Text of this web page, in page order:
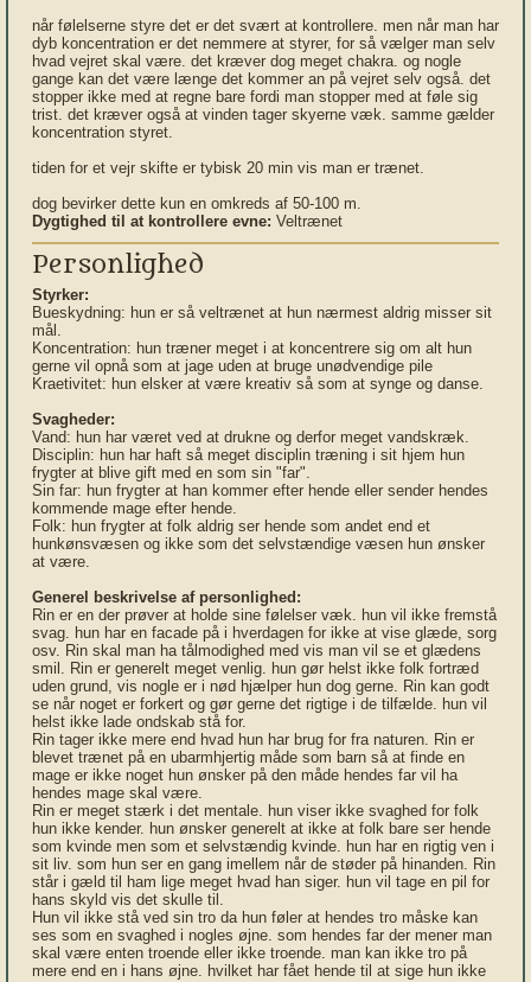
når følelserne styre det er det svært at kontrollere. men når man har
dyb koncentration er det nemmere at styrer, for så vælger man selv
hvad vejret skal være. det kræver dog meget chakra. og nogle
gange kan det være længe det kommer an på vejret selv også. det
stopper ikke med at regne bare fordi man stopper med at føle sig
trist. det kræver også at vinden tager skyerne væk. samme gælder
koncentration styret.
tiden for et vejr skifte er tybisk 20 min vis man er trænet.
dog bevirker dette kun en omkreds af 50-100 m.
Dygtighed til at kontrollere evne: Veltrænet
Personlighed
Styrker:
Bueskydning: hun er så veltrænet at hun nærmest aldrig misser sit
mål.
Koncentration: hun træner meget i at koncentrere sig om alt hun
gerne vil opnå som at jage uden at bruge unødvendige pile
Kraetivitet: hun elsker at være kreativ så som at synge og danse.
Svagheder:
Vand: hun har været ved at drukne og derfor meget vandskræk.
Disciplin: hun har haft så meget disciplin træning i sit hjem hun
frygter at blive gift med en som sin "far".
Sin far: hun frygter at han kommer efter hende eller sender hendes
kommende mage efter hende.
Folk: hun frygter at folk aldrig ser hende som andet end et
hunkønsvæsen og ikke som det selvstændige væsen hun ønsker
at være.
Generel beskrivelse af personlighed:
Rin er en der prøver at holde sine følelser væk. hun vil ikke fremstå
svag. hun har en facade på i hverdagen for ikke at vise glæde, sorg
osv. Rin skal man ha tålmodighed med vis man vil se et glædens
smil. Rin er generelt meget venlig. hun gør helst ikke folk fortræd
uden grund, vis nogle er i nød hjælper hun dog gerne. Rin kan godt
se når noget er forkert og gør gerne det rigtige i de tilfælde. hun vil
helst ikke lade ondskab stå for.
Rin tager ikke mere end hvad hun har brug for fra naturen. Rin er
blevet trænet på en ubarmhjertig måde som barn så at finde en
mage er ikke noget hun ønsker på den måde hendes far vil ha
hendes mage skal være.
Rin er meget stærk i det mentale. hun viser ikke svaghed for folk
hun ikke kender. hun ønsker generelt at ikke at folk bare ser hende
som kvinde men som et selvstændig kvinde. hun har en rigtig ven i
sit liv. som hun ser en gang imellem når de støder på hinanden. Rin
står i gæld til ham lige meget hvad han siger. hun vil tage en pil for
hans skyld vis det skulle til.
Hun vil ikke stå ved sin tro da hun føler at hendes tro måske kan
ses som en svaghed i nogles øjne. som hendes far der mener man
skal være enten troende eller ikke troende. man kan ikke tro på
mere end en i hans øjne. hvilket har fået hende til at sige hun ikke